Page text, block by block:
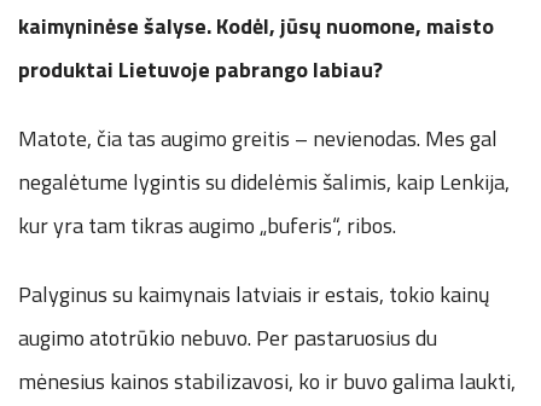
kaimyninėse šalyse. Kodėl, jūsų nuomone, maisto
produktai Lietuvoje pabrango labiau?
Matote, čia tas augimo greitis – nevienodas. Mes gal
negalėtume lygintis su didelėmis šalimis, kaip Lenkija,
kur yra tam tikras augimo „buferis“, ribos.
Palyginus su kaimynais latviais ir estais, tokio kainų
augimo atotrūkio nebuvo. Per pastaruosius du
mėnesius kainos stabilizavosi, ko ir buvo galima laukti,